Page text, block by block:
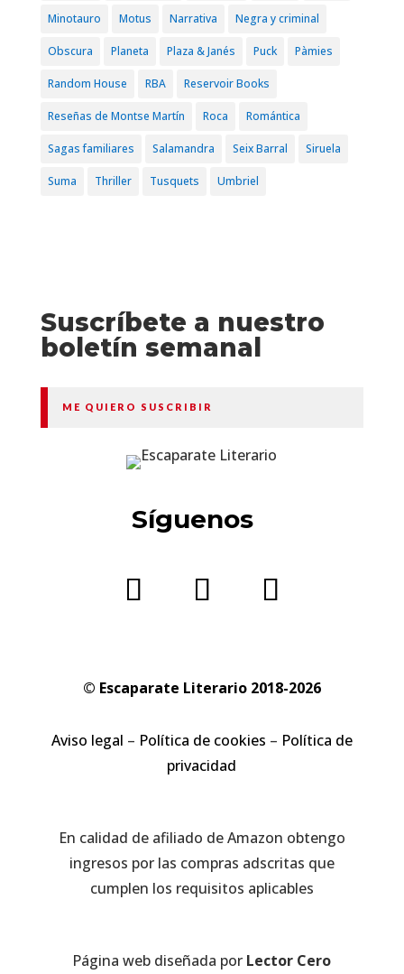
Minotauro Motus Narrativa Negra y criminal
Obscura Planeta Plaza & Janés Puck Pàmies
Random House RBA Reservoir Books
Reseñas de Montse Martín Roca Romántica
Sagas familiares Salamandra Seix Barral Siruela
Suma Thriller Tusquets Umbriel
Suscríbete a nuestro
boletín semanal
ME QUIERO SUSCRIBIR
Síguenos
© Escaparate Literario 2018-2026
Aviso legal – Política de cookies – Política de
privacidad
En calidad de afiliado de Amazon obtengo
ingresos por las compras adscritas que
cumplen los requisitos aplicables
Página web diseñada por Lector Cero